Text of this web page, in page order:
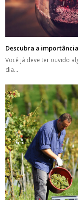
Descubra a
Você já deve ter ouvido
dia…